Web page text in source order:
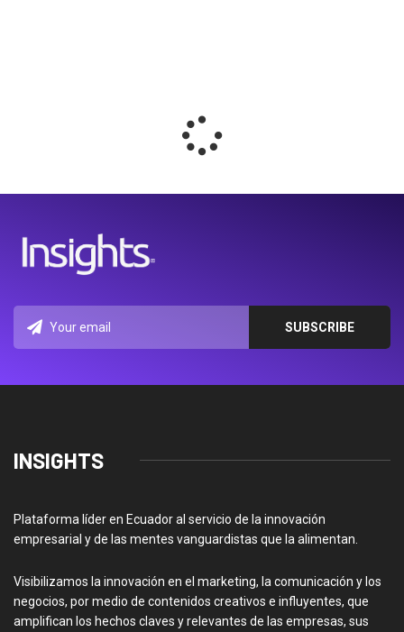
INSIGHTS
Plataforma líder en Ecuador al servicio de la innovación
empresarial y de las mentes vanguardistas que la alimentan.
Visibilizamos la innovación en el marketing, la comunicación y los
negocios, por medio de contenidos creativos e influyentes, que
amplifican los hechos claves y relevantes de las empresas, sus